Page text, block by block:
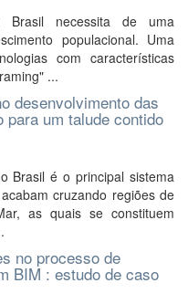
Brasil necessita de uma
populacional. Uma
com características
...
desenvolvimento das
um talude contido
Brasil é o principal sistema
cruzando regiões de
as quais se constituem
no processo de
BIM : estudo de caso